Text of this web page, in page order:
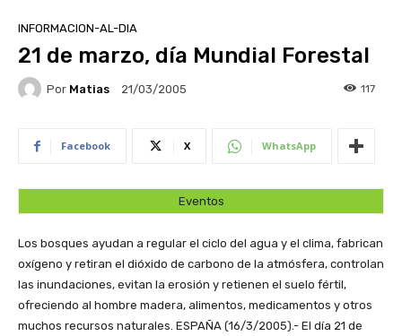
INFORMACION-AL-DIA
21 de marzo, día Mundial Forestal
Por Matias 21/03/2005 117
Facebook X WhatsApp
Eventos
Los bosques ayudan a regular el ciclo del agua y el clima, fabrican
oxígeno y retiran el dióxido de carbono de la atmósfera, controlan
las inundaciones, evitan la erosión y retienen el suelo fértil,
ofreciendo al hombre madera, alimentos, medicamentos y otros
muchos recursos naturales. ESPAÑA (16/3/2005).- El día 21 de